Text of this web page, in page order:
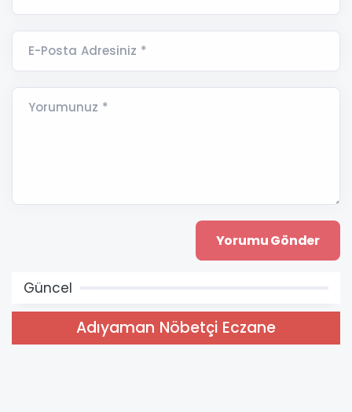
E-Posta Adresiniz *
Yorumunuz *
Güncel
Adıyaman Nöbetçi Eczane